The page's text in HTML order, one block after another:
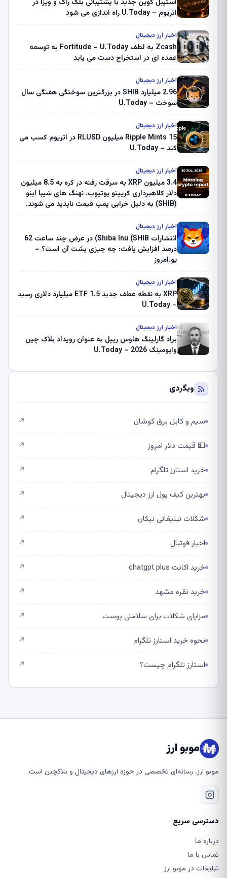
استیبل کوین جدید با پشتیبانی بلک راک و ویزا در
اتریوم – U.Today راه اندازی می شود
اخبار ارز دیجیتال
Zcash به لطف Fortitude – U.Today به توسعه
عمده ای در استخراج دست می یابد
اخبار ارز دیجیتال
2.96 میلیارد SHIB در بزرگترین سوختگی هفتگی سال
سوخت – U.Today
اخبار ارز دیجیتال
Ripple Mints 15 میلیون RLUSD در اتریوم کسب می
کند – U.Today
اخبار ارز دیجیتال
3.4 میلیون XRP به سرقت رفته در کره به 8.5 میلیون
دلار کلاهبرداری کریپتو یوتیوب. نهنگ های شیبا اینو
(SHIB) به دلیل خرابی پمپ قیمت ناپدید می شوند.
ثبت کرد – گزارش کریپتو صبح – U.Today
اخبار ارز دیجیتال
انتشارات Shiba Inu (SHIB) در عرض چند ساعت 62
درصد افزایش یافت: چه چیزی پشت آن است؟ –
یو.امروز
اخبار ارز دیجیتال
XRP به نقطه عطف جدید ETF 1.5 میلیارد دلاری رسید
– U.Today
اخبار ارز دیجیتال
براد گارلینگ هاوس ریپل به عنوان رویداد بلاک چین
وایومینگ 2026 – U.Today
وبگردی
سیم و کابل برق کوشان ↗
💵 قیمت دلار امروز ↗
خرید استارز تلگرام ↗
بهترین کیف پول ارز دیجیتال ↗
شکلات تبلیغاتی نیکان ↗
اخبار فوتبال ↗
خرید اکانت chatgpt plus ↗
خرید نقره مشهد ↗
مزایای شکلات برای سلامتی پوست ↗
نحوه خرید استارز تلگرام ↗
استارز تلگرام چیست؟ ↗
موبو ارز
موبو ارز، رسانه‌ای تخصصی در حوزه ارزهای دیجیتال و بلاکچین است.
دسترسی سریع
درباره ما
تماس با ما
تبلیغات در موبو ارز